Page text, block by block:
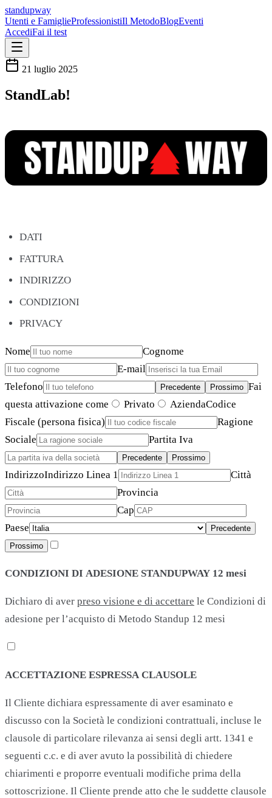
standupway
Utenti e FamiglieProfessionistiIl MetodoBlogEventi
AccediFai il test
21 luglio 2025
StandLab!
DATI
FATTURA
INDIRIZZO
CONDIZIONI
PRIVACY
Nome
Cognome
E-mail
Telefono
Precedente Prossimo Fai
questa attivazione come
Privato AziendaCodice
Fiscale (persona fisica)
Ragione
Sociale
Partita Iva
Precedente Prossimo
IndirizzoIndirizzo Linea 1
Città
Provincia
Cap
Paese
Precedente
Prossimo
CONDIZIONI DI ADESIONE STANDUPWAY 12 mesi
Dichiaro di aver preso visione e di accettare le Condizioni di
adesione per l’acquisto di Metodo Standup 12 mesi
ACCETTAZIONE ESPRESSA CLAUSOLE
Il Cliente dichiara espressamente di aver esaminato e
discusso con la Società le condizioni contrattuali, incluse le
clausole di particolare rilevanza ai sensi degli artt. 1341 e
seguenti c.c. e di aver avuto la possibilità di chiedere
chiarimenti e proporre eventuali modifiche prima della
sottoscrizione. Il Cliente prende atto che le suddette clausole